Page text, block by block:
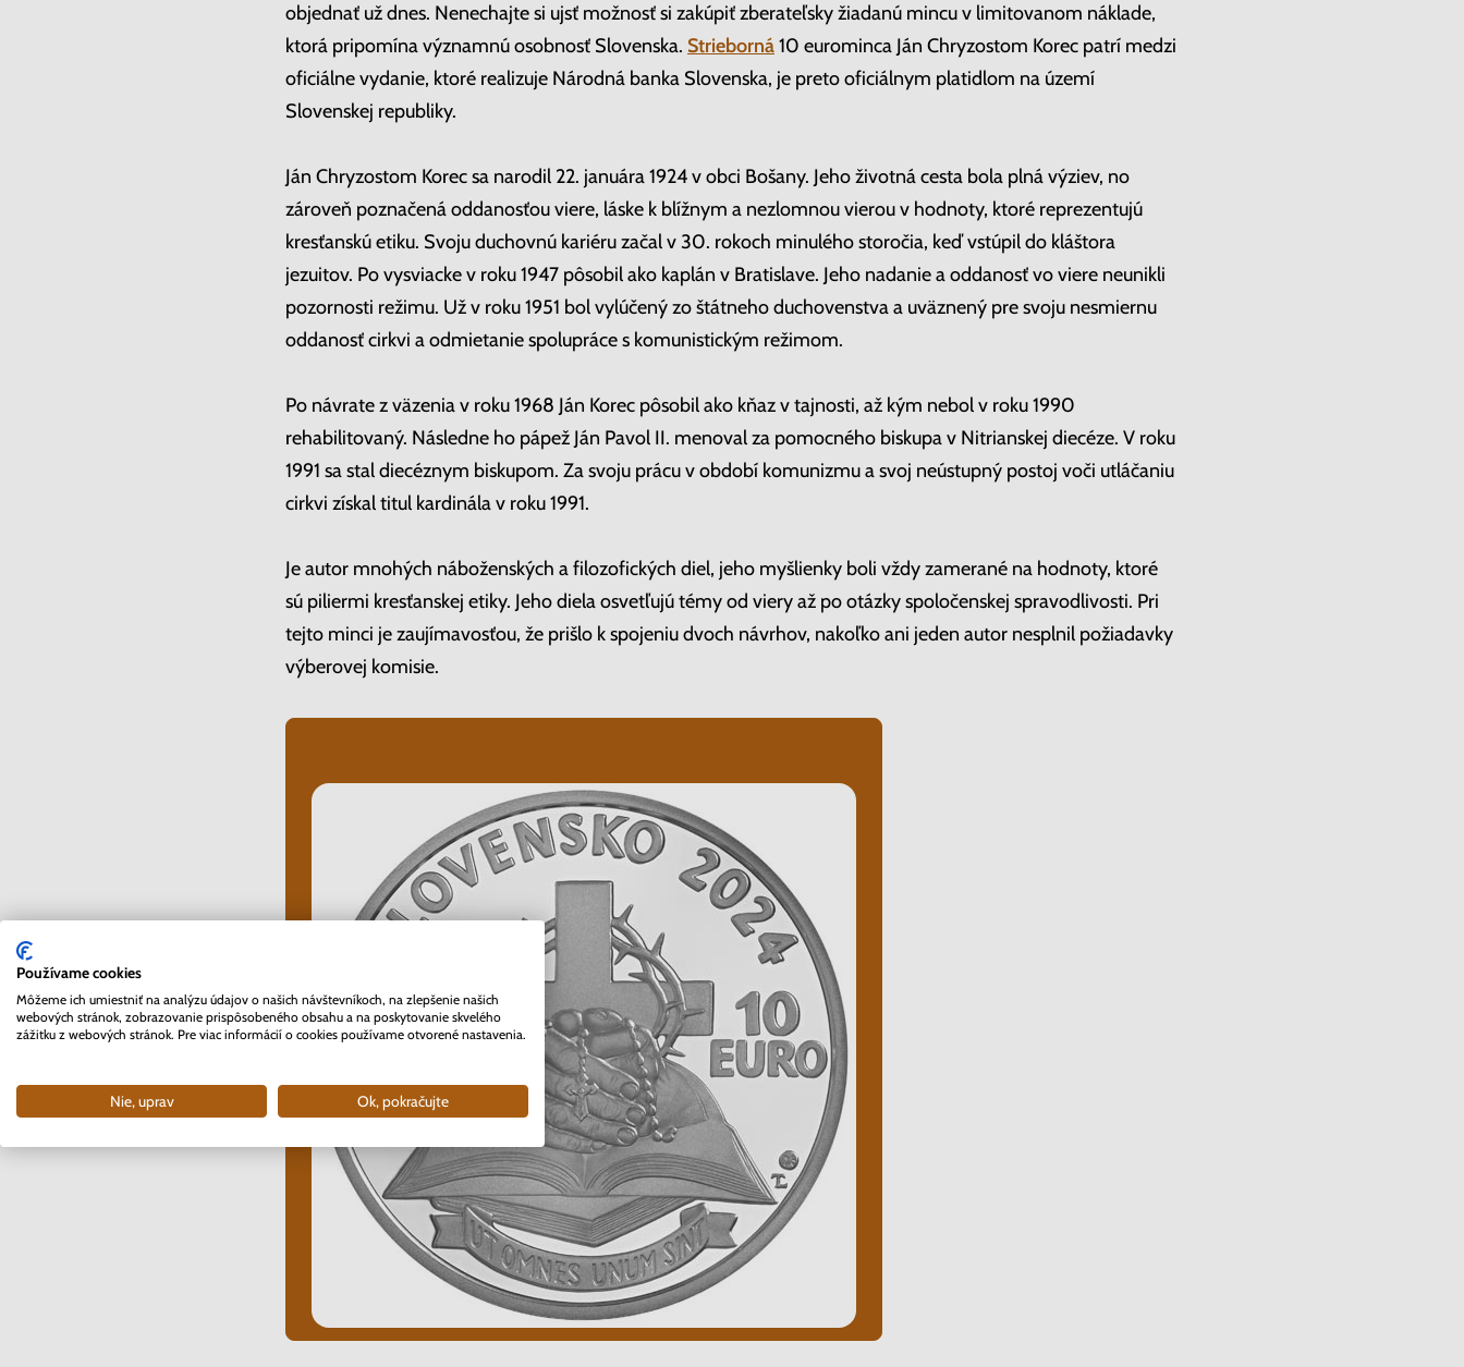
objednať už dnes. Nenechajte si ujsť možnosť si zakúpiť zberateľsky žiadanú mincu v limitovanom náklade,
ktorá pripomína významnú osobnosť Slovenska. Strieborná10 eurominca Ján Chryzostom Korec patrí medzi
oficiálne vydanie, ktoré realizuje Národná banka Slovenska, je preto oficiálnym platidlom na území
Slovenskej republiky.
Ján Chryzostom Korec sa narodil 22. januára 1924 v obci Bošany. Jeho životná cesta bola plná výziev, no
zároveň poznačená oddanosťou viere, láske k blížnym a nezlomnou vierou v hodnoty, ktoré reprezentujú
kresťanskú etiku. Svoju duchovnú kariéru začal v 30. rokoch minulého storočia, keď vstúpil do kláštora
jezuitov. Po vysviacke v roku 1947 pôsobil ako kaplán v Bratislave. Jeho nadanie a oddanosť vo viere neunikli
pozornosti režimu. Už v roku 1951 bol vylúčený zo štátneho duchovenstva a uväznený pre svoju nesmiernu
oddanosť cirkvi a odmietanie spolupráce s komunistickým režimom.
Po návrate z väzenia v roku 1968 Ján Korec pôsobil ako kňaz v tajnosti, až kým nebol v roku 1990
rehabilitovaný. Následne ho pápež Ján Pavol II. menoval za pomocného biskupa v Nitrianskej diecéze. V roku
1991 sa stal diecéznym biskupom. Za svoju prácu v období komunizmu a svoj neústupný postoj voči utláčaniu
cirkvi získal titul kardinála v roku 1991.
Je autor mnohých náboženských a filozofických diel, jeho myšlienky boli vždy zamerané na hodnoty, ktoré
sú piliermi kresťanskej etiky. Jeho diela osvetľujú témy od viery až po otázky spoločenskej spravodlivosti. Pri
tejto minci je zaujímavosťou, že prišlo k spojeniu dvoch návrhov, nakoľko ani jeden autor nesplnil požiadavky
výberovej komisie.
Používame cookies
Môžeme ich umiestniť na analýzu údajov o našich návštevníkoch, na zlepšenie našich
webových stránok, zobrazovanie prispôsobeného obsahu a na poskytovanie skvelého
zážitku z webových stránok. Pre viac informácií o cookies používame otvorené nastavenia.
Nie, uprav Ok, pokračujte